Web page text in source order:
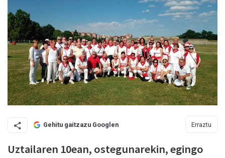
Gehitu gaitzazu Googlen Erraztu
Uztailaren 10ean, ostegunarekin, egingo